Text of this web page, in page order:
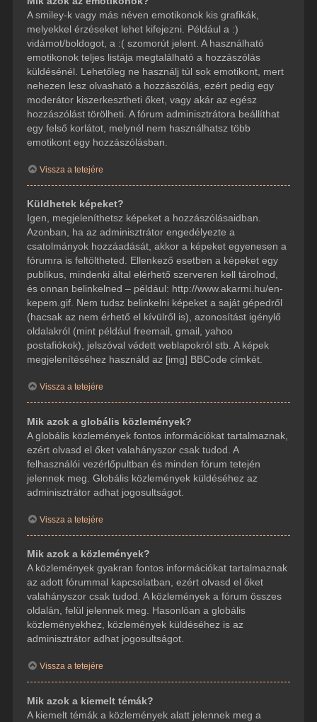
A smiley-k vagy más néven emotikonok kis grafikák,
melyekkel érzéseket lehet kifejezni. Például a :)
vidámot/boldogot, a :( szomorút jelent. A használható
emotikonok teljes listája megtalálható a hozzászólás
küldésénél. Lehetőleg ne használj túl sok emotikont, mert
nehezen lesz olvasható a hozzászólás, ezért pedig egy
moderátor kiszerkesztheti őket, vagy akár az egész
hozzászólást törölheti. A fórum adminisztrátora beállíthat
egy felső korlátot, melynél nem használhatsz több
emotikont egy hozzászólásban.
Vissza a tetejére
Küldhetek képeket?
Igen, megjeleníthetsz képeket a hozzászólásaidban.
Azonban, ha az adminisztrátor engedélyezte a
csatolmányok hozzáadását, akkor a képeket egyenesen a
fórumra is feltöltheted. Ellenkező esetben a képeket egy
publikus, mindenki által elérhető szerveren kell tárolnod,
és onnan belinkelned – például: http://www.akarmi.hu/en-
kepem.gif. Nem tudsz belinkelni képeket a saját gépedről
(hacsak az nem érhető el kívülről is), azonosítást igénylő
oldalakról (mint például freemail, gmail, yahoo
postafiókok), jelszóval védett weblapokról stb. A képek
megjelenítéséhez használd az [img] BBCode címkét.
Vissza a tetejére
Mik azok a globális közlemények?
A globális közlemények fontos információkat tartalmaznak,
ezért olvasd el őket valahányszor csak tudod. A
felhasználói vezérlőpultban és minden fórum tetején
jelennek meg. Globális közlemények küldéséhez az
adminisztrátor adhat jogosultságot.
Vissza a tetejére
Mik azok a közlemények?
A közlemények gyakran fontos információkat tartalmaznak
az adott fórummal kapcsolatban, ezért olvasd el őket
valahányszor csak tudod. A közlemények a fórum összes
oldalán, felül jelennek meg. Hasonlóan a globális
közleményekhez, közlemények küldéséhez is az
adminisztrátor adhat jogosultságot.
Vissza a tetejére
Mik azok a kiemelt témák?
A kiemelt témák a közlemények alatt jelennek meg a